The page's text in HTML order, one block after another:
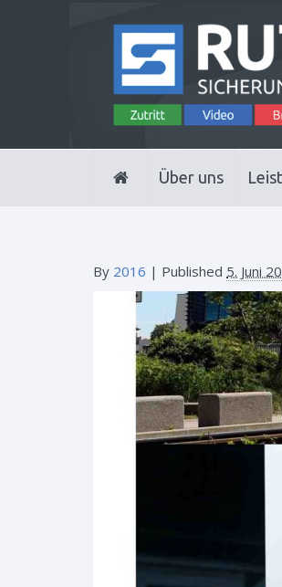
Über uns
By 2016 | Published 5. Juni